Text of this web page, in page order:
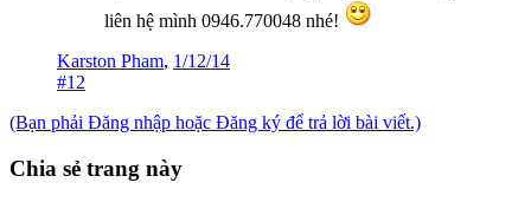
liên hệ mình 0946.770048 nhé!
Karston Pham, 1/12/14
#12
(Bạn phải Đăng nhập hoặc Đăng ký để trả lời bài viết.)
Chia sẻ trang này